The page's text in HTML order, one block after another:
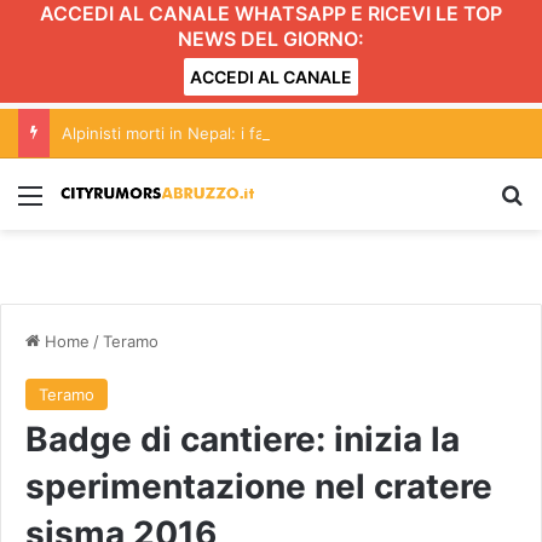
ACCEDI AL CANALE WHATSAPP E RICEVI LE TOP
NEWS DEL GIORNO:
ACCEDI AL CANALE
Menu
Home /Teramo
Teramo
Badge di cantiere: inizia la
sperimentazione nel cratere